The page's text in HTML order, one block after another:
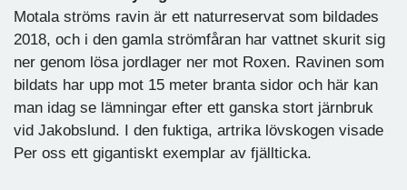
Motala ströms ravin är ett naturreservat som bildades
2018, och i den gamla strömfåran har vattnet skurit sig
ner genom lösa jordlager ner mot Roxen. Ravinen som
bildats har upp mot 15 meter branta sidor och här kan
man idag se lämningar efter ett ganska stort järnbruk
vid Jakobslund. I den fuktiga, artrika lövskogen visade
Per oss ett gigantiskt exemplar av fjällticka.